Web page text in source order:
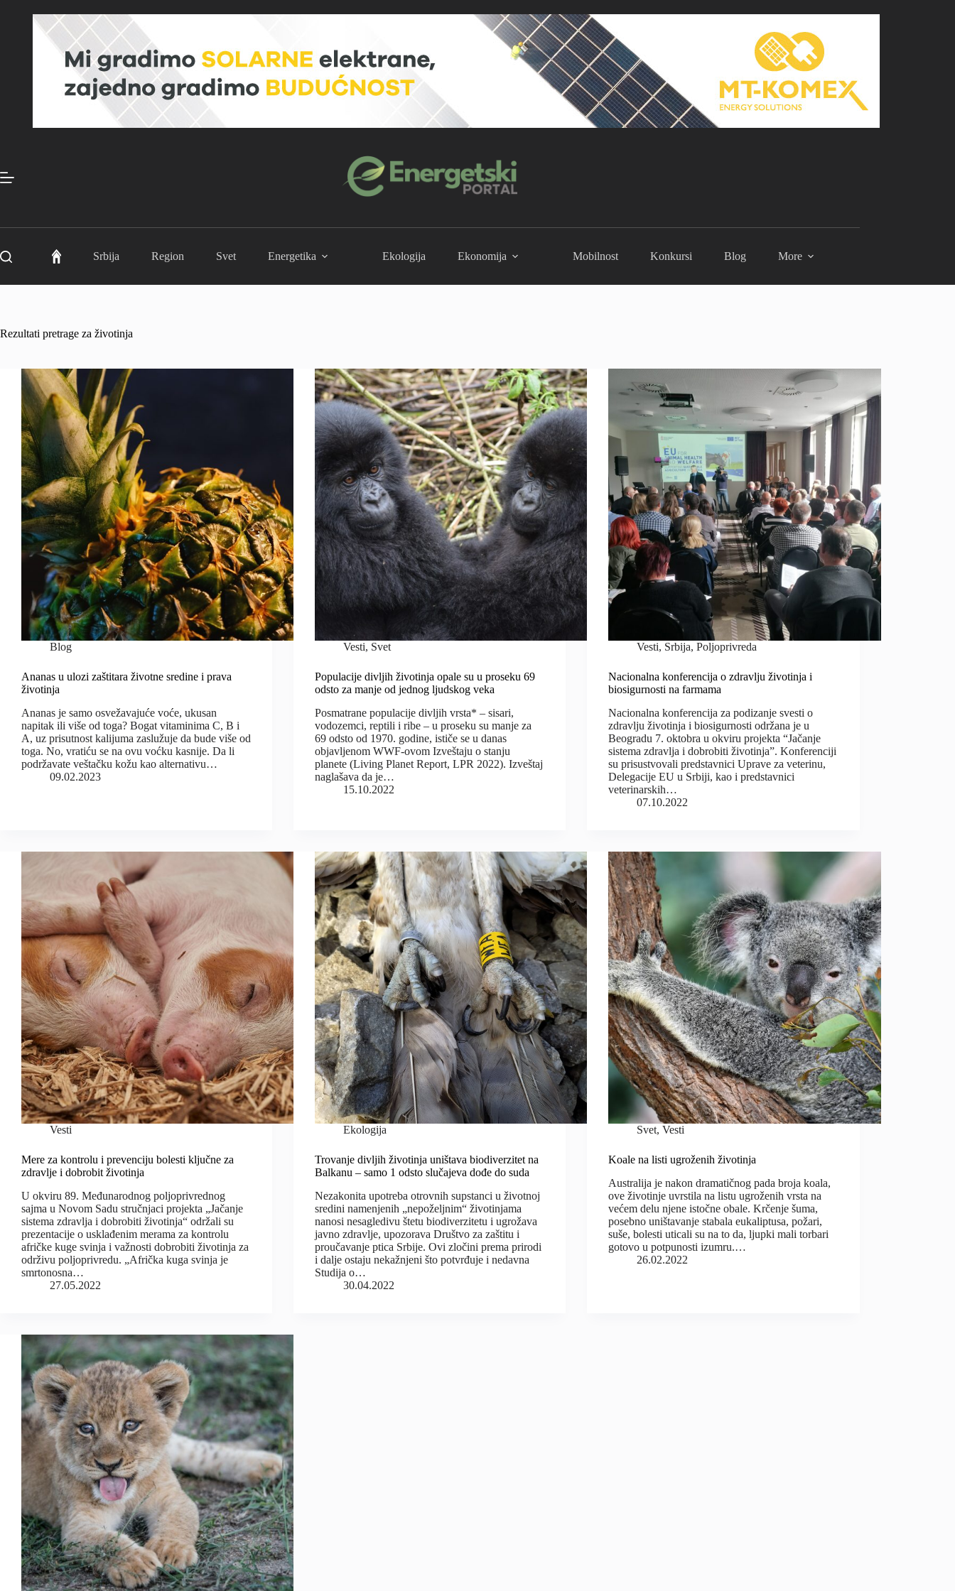
Srbija Region Svet Energetika Ekologija Ekonomija Mobilnost Konkursi Blog More
Rezultati pretrage za životinja
Blog
Ananas u ulozi zaštitara životne sredine i prava
životinja
Ananas je samo osvežavajuće voće, ukusan
napitak ili više od toga? Bogat vitaminima C, B i
A, uz prisutnost kalijuma zaslužuje da bude više od
toga. No, vratiću se na ovu voćku kasnije. Da li
podržavate veštačku kožu kao alternativu…
09.02.2023
Vesti, Svet
Populacije divljih životinja opale su u proseku 69
odsto za manje od jednog ljudskog veka
Posmatrane populacije divljih vrsta* – sisari,
vodozemci, reptili i ribe – u proseku su manje za
69 odsto od 1970. godine, ističe se u danas
objavljenom WWF-ovom Izveštaju o stanju
planete (Living Planet Report, LPR 2022). Izveštaj
naglašava da je…
15.10.2022
Vesti, Srbija,Poljoprivreda
Nacionalna konferencija o zdravlju životinja i
biosigurnosti na farmama
Nacionalna konferencija za podizanje svesti o
zdravlju životinja i biosigurnosti održana je u
Beogradu 7. oktobra u okviru projekta “Jačanje
sistema zdravlja i dobrobiti životinja”. Konferenciji
su prisustvovali predstavnici Uprave za veterinu,
Delegacije EU u Srbiji, kao i predstavnici
veterinarskih…
07.10.2022
Vesti
Mere za kontrolu i prevenciju bolesti ključne za
zdravlje i dobrobit životinja
U okviru 89. Međunarodnog poljoprivrednog
sajma u Novom Sadu stručnjaci projekta „Jačanje
sistema zdravlja i dobrobiti životinja“ održali su
prezentacije o usklađenim merama za kontrolu
afričke kuge svinja i važnosti dobrobiti životinja za
održivu poljoprivredu. „Afrička kuga svinja je
smrtonosna…
27.05.2022
Ekologija
Trovanje divljih životinja uništava biodiverzitet na
Balkanu – samo 1 odsto slučajeva dođe do suda
Nezakonita upotreba otrovnih supstanci u životnoj
sredini namenjenih „nepoželjnim“ životinjama
nanosi nesagledivu štetu biodiverzitetu i ugrožava
javno zdravlje, upozorava Društvo za zaštitu i
proučavanje ptica Srbije. Ovi zločini prema prirodi
i dalje ostaju nekažnjeni što potvrđuje i nedavna
Studija o…
30.04.2022
Svet,Vesti
Koale na listi ugroženih životinja
Australija je nakon dramatičnog pada broja koala,
ove životinje uvrstila na listu ugroženih vrsta na
većem delu njene istočne obale. Krčenje šuma,
posebno uništavanje stabala eukaliptusa, požari,
suše, bolesti uticali su na to da, ljupki mali torbari
gotovo u potpunosti izumru.…
26.02.2022